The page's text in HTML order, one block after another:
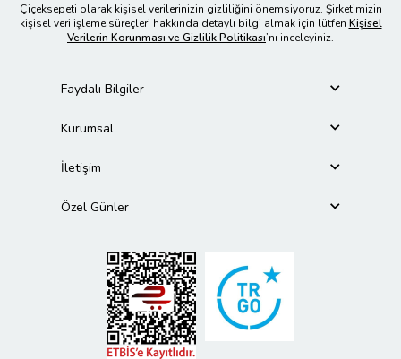
Çiçeksepeti olarak kişisel verilerinizin gizliliğini önemsiyoruz. Şirketimizin
kişisel veri işleme süreçleri hakkında detaylı bilgi almak için lütfen Kişisel
Verilerin Korunması ve Gizlilik Politikası’nı inceleyiniz.
Faydalı Bilgiler
Kurumsal
İletişim
Özel Günler